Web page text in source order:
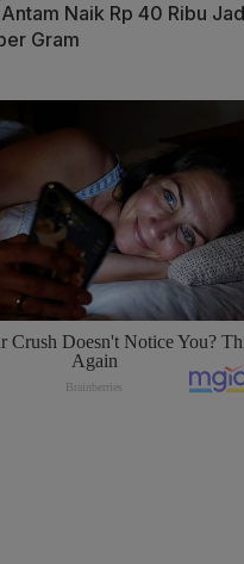
Naik Rp 40 Ribu
Gram